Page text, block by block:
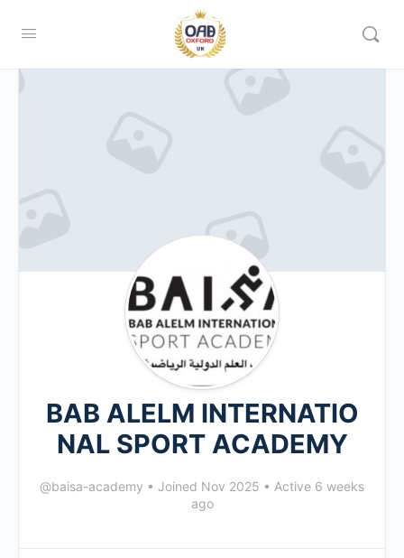
BAB ALELM INTERNATIO
NAL SPORT ACADEMY
@baisa-academy • Joined Nov 2025 • Active 6 weeks
ago